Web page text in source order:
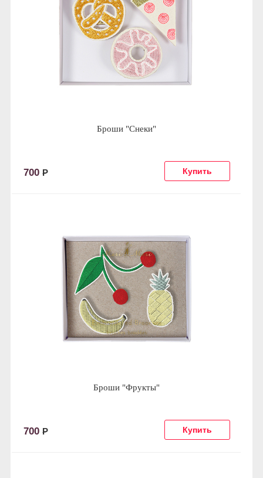
Броши "Снеки"
700 Р
Броши "Фрукты"
700 Р